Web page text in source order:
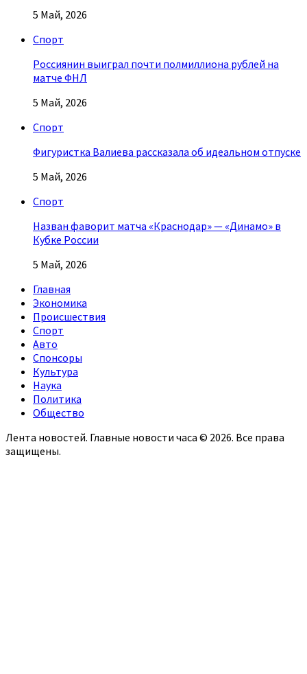
5 Май, 2026
Спорт
Россиянин выиграл почти полмиллиона рублей на
матче ФНЛ
5 Май, 2026
Спорт
Фигуристка Валиева рассказала об идеальном отпуске
5 Май, 2026
Спорт
Назван фаворит матча «Краснодар» — «Динамо» в
Кубке России
5 Май, 2026
Главная
Экономика
Происшествия
Спорт
Авто
Спонсоры
Культура
Наука
Политика
Общество
Лента новостей. Главные новости часа © 2026. Все права
защищены.